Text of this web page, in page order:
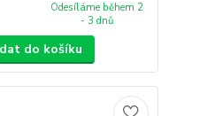
Odesíláme během 2
- 3 dnů
do košíku